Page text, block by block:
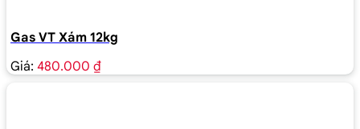
Gas VT Xám 12kg
Giá: 480.000 ₫